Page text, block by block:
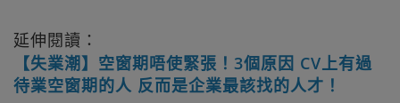
延伸閱讀：
【失業潮】空窗期唔使緊張！3個原因 CV上有過
待業空窗期的人 反而是企業最該找的人才！